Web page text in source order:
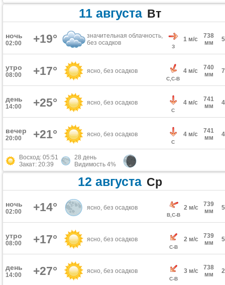
11 августа Вт
ночь
02:00 +19°
значительная облачность,
без осадков
З
1 м/с
738
мм
утро
08:00 +17° ясно, без осадков
С,С-В
4 м/с
740
мм
день
14:00 +25° ясно, без осадков
С
4 м/с
741
мм
вечер
20:00 +21° ясно, без осадков
С
4 м/с
741
мм
Восход: 05:51
Закат: 20:39
28 день
Видимость 4%
12 августа Ср
ночь
02:00 +14° ясно, без осадков
В,С-В
2 м/с
739
мм
утро
08:00 +17° ясно, без осадков
С-В
2 м/с
739
мм
день
14:00 +27° ясно, без осадков
С-В
3 м/с
738
мм